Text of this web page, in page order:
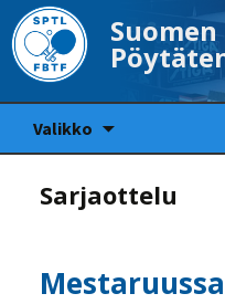
Suomen
Valikko
Sarjaottelu